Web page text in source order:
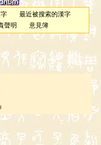
最近被搜索的漢字
聲明 意見簿